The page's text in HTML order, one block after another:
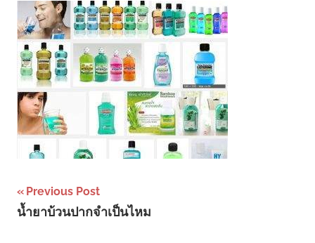
Post
navigation
Previous Post
น้ำยาบ้วนปากจำเป็นไหม